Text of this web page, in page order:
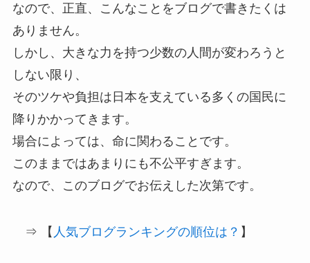
なので、正直、こんなことをブログで書きたくは
ありません。
しかし、大きな力を持つ少数の人間が変わろうと
しない限り、
そのツケや負担は日本を支えている多くの国民に
降りかかってきます。
場合によっては、命に関わることです。
このままではあまりにも不公平すぎます。
なので、このブログでお伝えした次第です。
⇒ 【 人気ブログランキングの順位は？ 】